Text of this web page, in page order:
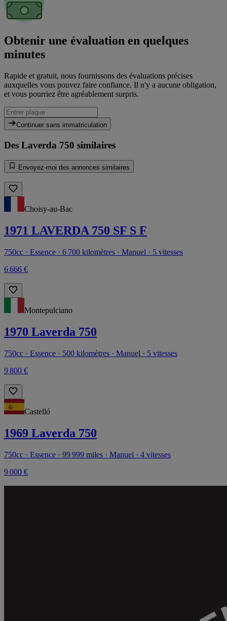
Obtenir une évaluation en quelques
minutes
Rapide et gratuit, nous fournissons des évaluations précises
auxquelles vous pouvez faire confiance. Il n'y a aucune obligation,
et vous pourriez être agréablement surpris.
Continuer sans immatriculation
Des Laverda 750 similaires
Envoyez-moi des annonces similaires
Choisy-au-Bac
1971 LAVERDA 750 SF S F
750cc · Essence · 6 700 kilomètres · Manuel · 5 vitesses
6 666 €
Montepulciano
1970 Laverda 750
750cc · Essence · 500 kilomètres · Manuel · 5 vitesses
9 800 €
Castelló
1969 Laverda 750
750cc · Essence · 99 999 miles · Manuel · 4 vitesses
9 000 €